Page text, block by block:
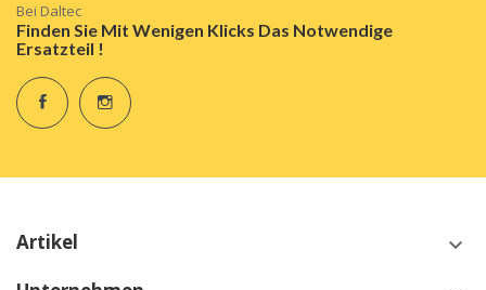
Bei Daltec
Finden Sie Mit Wenigen Klicks Das Notwendige
Ersatzteil !
Artikel keyboard_arrow_down